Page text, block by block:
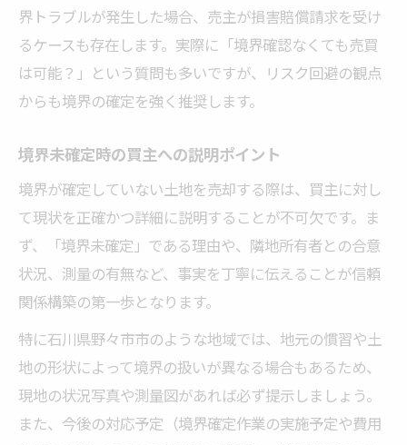
界トラブルが発生した場合、売主が損害賠償請求を受け
るケースも存在します。実際に「境界確認なくても売買
は可能？」という質問も多いですが、リスク回避の観点
からも境界の確定を強く推奨します。
境界未確定時の買主への説明ポイント
境界が確定していない土地を売却する際は、買主に対し
て現状を正確かつ詳細に説明することが不可欠です。ま
ず、「境界未確定」である理由や、隣地所有者との合意
状況、測量の有無など、事実を丁寧に伝えることが信頼
関係構築の第一歩となります。
特に石川県野々市市のような地域では、地元の慣習や土
地の形状によって境界の扱いが異なる場合もあるため、
現地の状況写真や測量図があれば必ず提示しましょう。
また、今後の対応予定（境界確定作業の実施予定や費用